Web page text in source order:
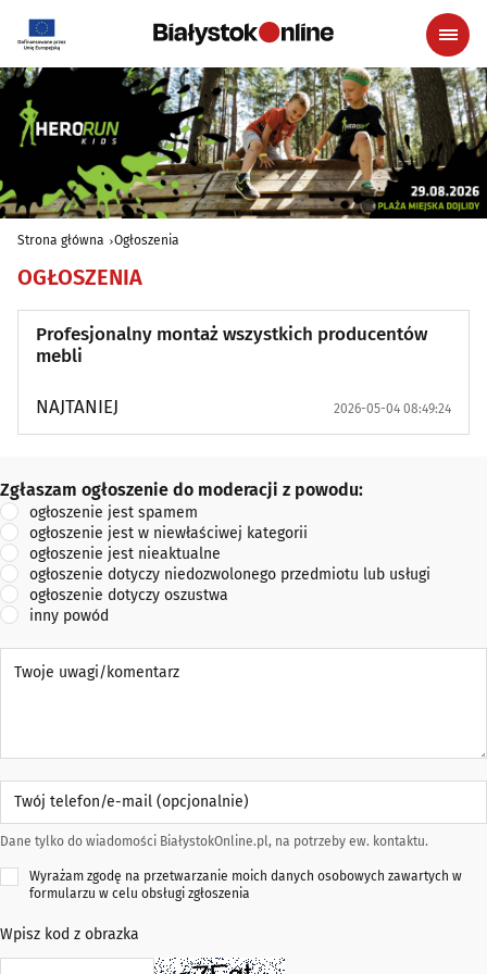
Strona główna Ogłoszenia
OGŁOSZENIA
Profesjonalny montaż wszystkich producentów
mebli
NAJTANIEJ 2026-05-04 08:49:24
Zgłaszam ogłoszenie do moderacji z powodu:
Zgłaszam ogłoszenie do moderacji z powodu:
ogłoszenie jest spamem
ogłoszenie jest w niewłaściwej kategorii
ogłoszenie jest nieaktualne
ogłoszenie dotyczy niedozwolonego przedmiotu lub usługi
ogłoszenie dotyczy oszustwa
inny powód
Twój telefon/e-mail (opcjonalnie)
Dane tylko do wiadomości BiałystokOnline.pl, na potrzeby ew. kontaktu.
Wyrażam zgodę na przetwarzanie moich danych osobowych zawartych w
formularzu w celu obsługi zgłoszenia
Wpisz kod z obrazka